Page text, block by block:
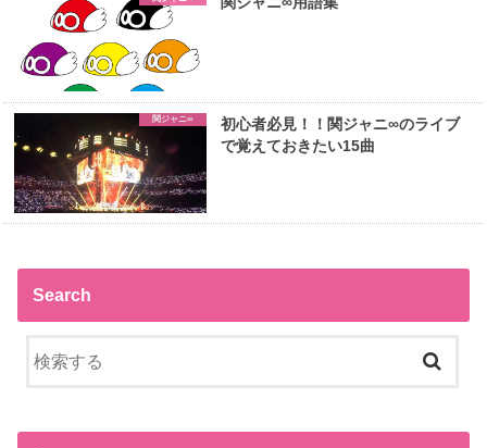
関ジャニ∞
初心者必見！！関ジャニ∞のライブ
で覚えておきたい15曲
Search